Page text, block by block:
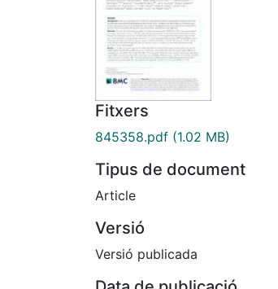
Fitxers
845358.pdf (1.02 MB)
Tipus de document
Article
Versió
Versió publicada